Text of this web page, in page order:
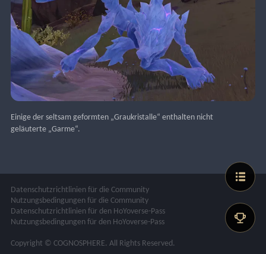
Einige der seltsam geformten „Graukristalle“ enthalten nicht
geläuterte „Garme“.
Datenschutzrichtlinien für die Community
Nutzungsbedingungen für die Community
Datenschutzrichtlinien für den HoYoverse-Pass
Nutzungsbedingungen für den HoYoverse-Pass
Copyright © COGNOSPHERE. All Rights Reserved.